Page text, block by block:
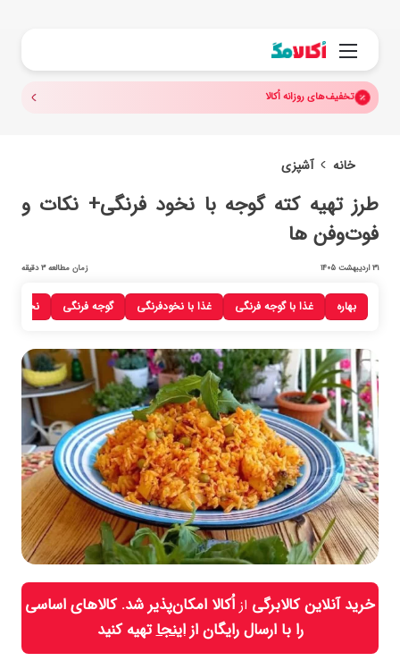
منو
تخفیف‌های روزانه اُکالا
خانه آشپزی
بهاره غذا با گوجه فرنگی غذا با نخودفرنگی گوجه فرنگی
طرز تهیه کته گوجه با نخود فرنگی+ نکات و
فوت‌‎وفن ها
31 اردیبهشت 1405 زمان مطالعه 3 دقیقه
خرید آنلاین کالابرگی از اُکالا امکان‌پذیر شد. کالاهای اساسی
را با ارسال رایگان ازاینجاتهیه کنید